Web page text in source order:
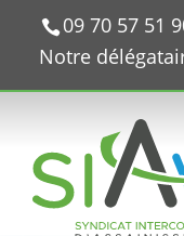
09 70 57 51
Notre